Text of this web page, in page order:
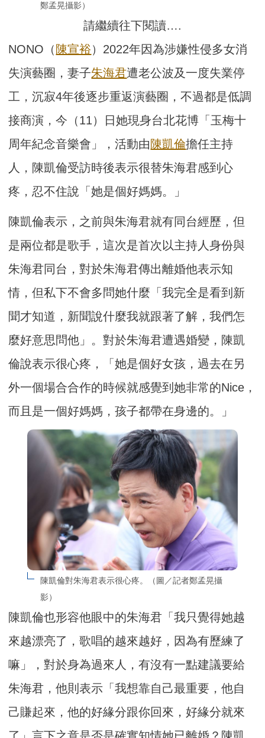
鄭孟晃攝影）
請繼續往下閱讀….
NONO（ 陳宣裕）2022年因為涉嫌性侵多女消
失演藝圈，妻子朱海君遭老公波及一度失業停
工，沉寂4年後逐步重返演藝圈，不過都是低調
接商演，今（11）日她現身台北花博「玉梅十
周年紀念音樂會」，活動由陳凱倫擔任主持
人，陳凱倫受訪時後表示很替朱海君感到心
疼，忍不住說「她是個好媽媽。」
陳凱倫表示，之前與朱海君就有同台經歷，但
是兩位都是歌手，這次是首次以主持人身份與
朱海君同台，對於朱海君傳出離婚他表示知
情，但私下不會多問她什麼「我完全是看到新
聞才知道，新聞說什麼我就跟著了解，我們怎
麼好意思問他」。對於朱海君遭遇婚變，陳凱
倫說表示很心疼，「她是個好女孩，過去在另
外一個場合合作的時候就感覺到她非常的Nice，
而且是一個好媽媽，孩子都帶在身邊的。」
陳凱倫對朱海君表示很心疼。（圖／記者鄭孟晃攝
影）
陳凱倫也形容他眼中的朱海君「我只覺得她越
來越漂亮了，歌唱的越來越好，因為有歷練了
嘛」，對於身為過來人，有沒有一點建議要給
朱海君，他則表示「我想靠自己最重要，他自
己賺起來，他的好緣分跟你回來，好緣分就來